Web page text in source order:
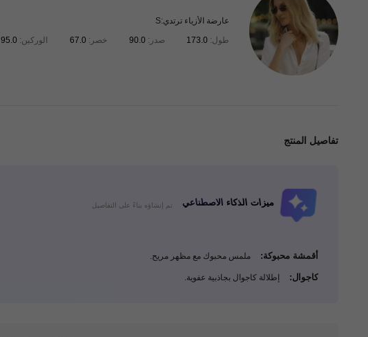
عارضة الأزياء ترتدي:S
طول: 173.0 صدر: 90.0 خصر: 67.0 الوركين: 95.0
تفاصيل المنتج
ميزات الذكاء الاصطناعي تم إنشاؤه بناءً على التفاصيل
أقمشة محبوكة: ملمس محبوك مع مظهر مريح.
كاجوال: إطلالة كاجوال بجاذبية عفوية.